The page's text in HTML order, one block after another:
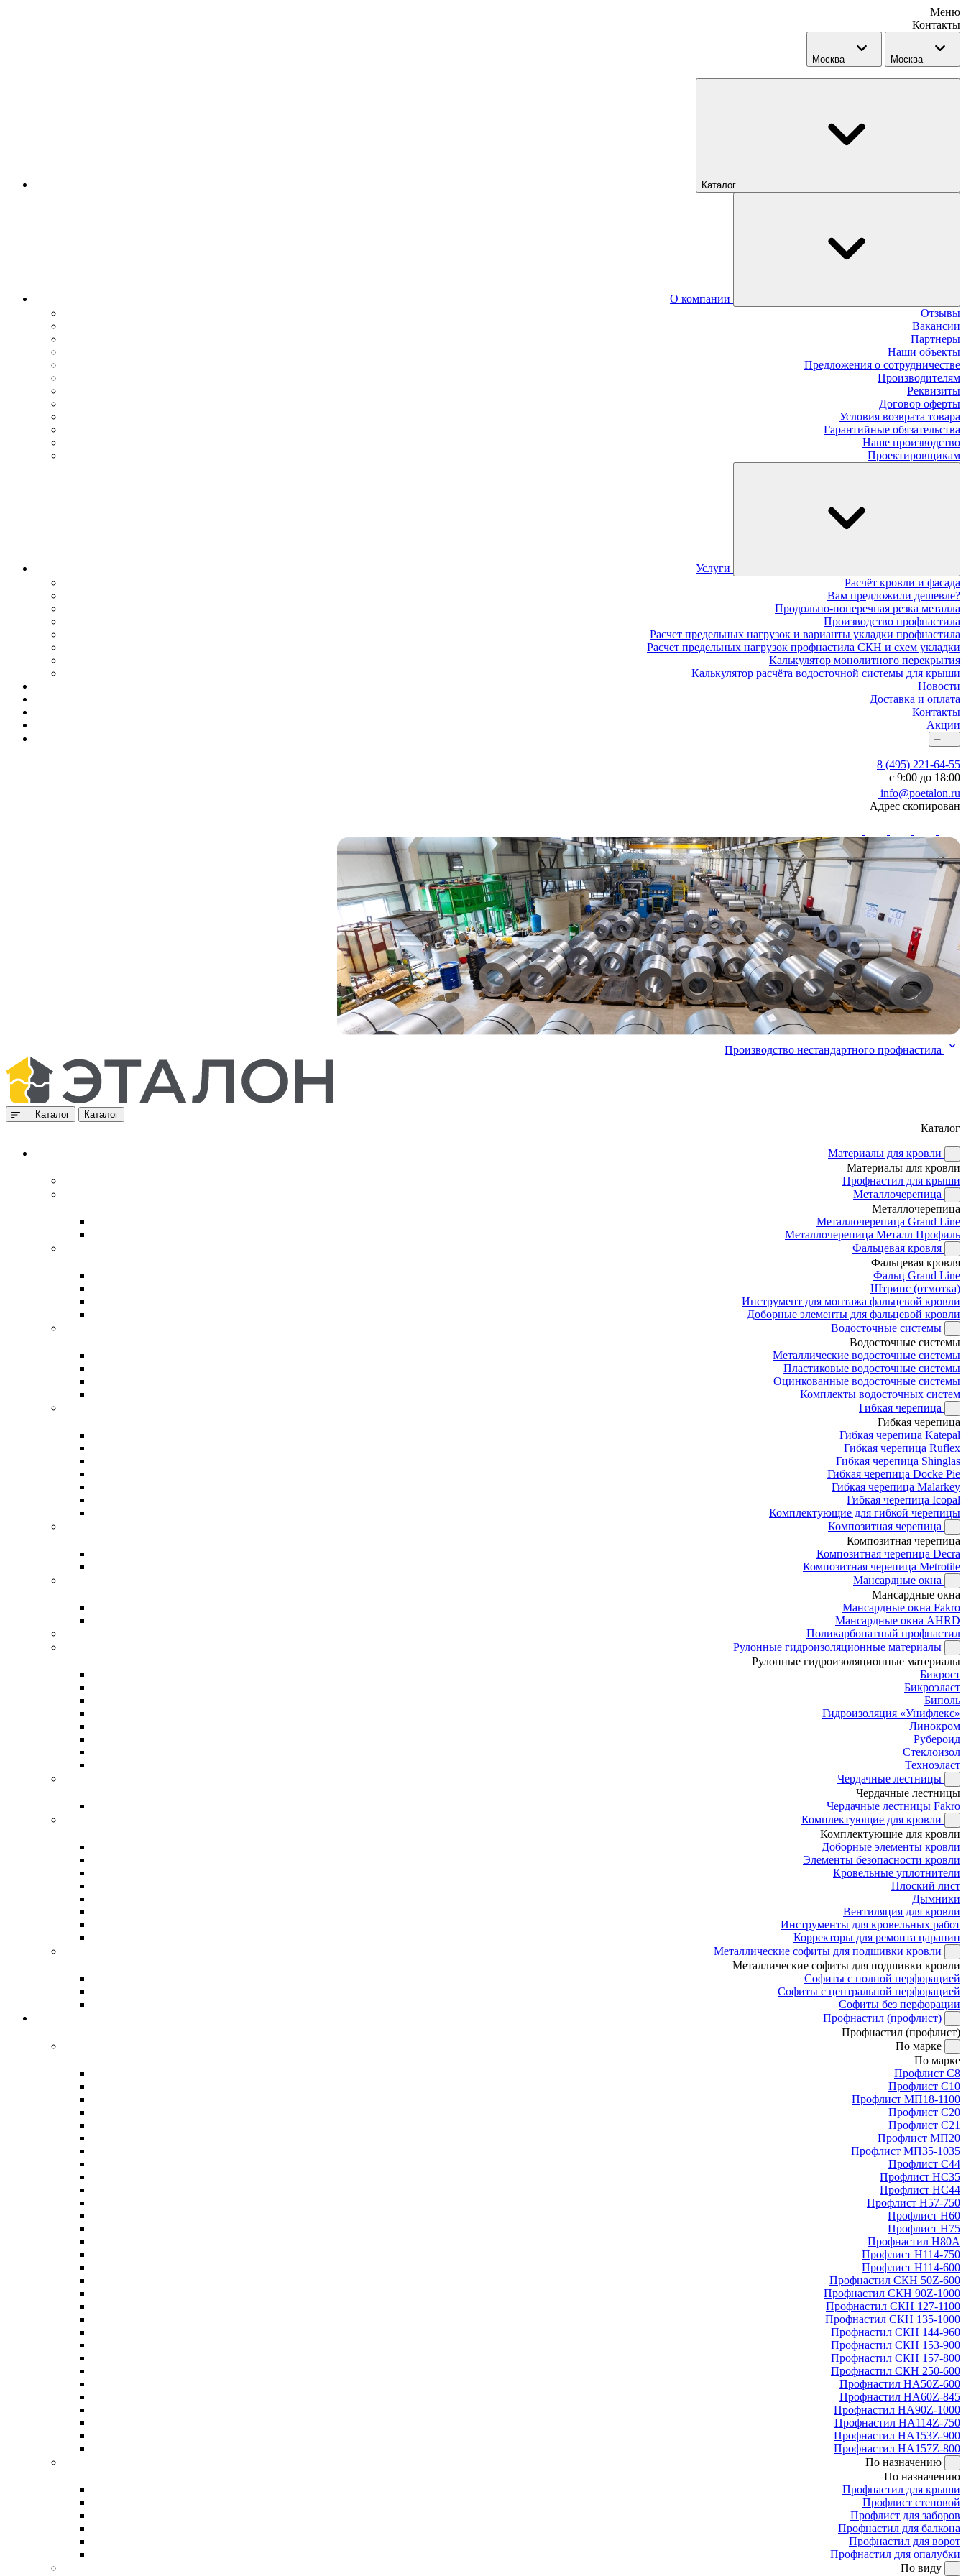
Меню
Контакты
Москва Москва
Каталог
О компании
Отзывы
Вакансии
Партнеры
Наши объекты
Предложения о сотрудничестве
Производителям
Реквизиты
Договор оферты
Условия возврата товара
Гарантийные обязательства
Наше производство
Проектировщикам
Услуги
Расчёт кровли и фасада
Вам предложили дешевле?
Продольно-поперечная резка металла
Производство профнастила
Расчет предельных нагрузок и варианты укладки профнастила
Расчет предельных нагрузок профнастила СКН и схем укладки
Калькулятор монолитного перекрытия
Калькулятор расчёта водосточной системы для крыши
Новости
Доставка и оплата
Контакты
Акции
8 (495) 221-64-55
с 9:00 до 18:00
info@poetalon.ru
Адрес скопирован
Производство нестандартного профнастила
Каталог Каталог
Каталог
Материалы для кровли
Материалы для кровли
Профнастил для крыши
Металлочерепица
Металлочерепица
Металлочерепица Grand Line
Металлочерепица Металл Профиль
Фальцевая кровля
Фальцевая кровля
Фальц Grand Line
Штрипс (отмотка)
Инструмент для монтажа фальцевой кровли
Доборные элементы для фальцевой кровли
Водосточные системы
Водосточные системы
Металлические водосточные системы
Пластиковые водосточные системы
Оцинкованные водосточные системы
Комплекты водосточных систем
Гибкая черепица
Гибкая черепица
Гибкая черепица Katepal
Гибкая черепица Ruflex
Гибкая черепица Shinglas
Гибкая черепица Docke Pie
Гибкая черепица Malarkey
Гибкая черепица Icopal
Комплектующие для гибкой черепицы
Композитная черепица
Композитная черепица
Композитная черепица Decra
Композитная черепица Metrotile
Мансардные окна
Мансардные окна
Мансардные окна Fakro
Мансардные окна AHRD
Поликарбонатный профнастил
Рулонные гидроизоляционные материалы
Рулонные гидроизоляционные материалы
Бикрост
Бикроэласт
Биполь
Гидроизоляция «Унифлекс»
Линокром
Рубероид
Стеклоизол
Техноэласт
Чердачные лестницы
Чердачные лестницы
Чердачные лестницы Fakro
Комплектующие для кровли
Комплектующие для кровли
Доборные элементы кровли
Элементы безопасности кровли
Кровельные уплотнители
Плоский лист
Дымники
Вентиляция для кровли
Инструменты для кровельных работ
Корректоры для ремонта царапин
Металлические софиты для подшивки кровли
Металлические софиты для подшивки кровли
Софиты с полной перфорацией
Софиты с центральной перфорацией
Софиты без перфорации
Профнастил (профлист)
Профнастил (профлист)
По марке
По марке
Профлист С8
Профлист С10
Профлист МП18-1100
Профлист С20
Профлист С21
Профлист МП20
Профлист МП35-1035
Профлист С44
Профлист НС35
Профлист НС44
Профлист Н57-750
Профлист Н60
Профлист Н75
Профнастил Н80А
Профлист Н114-750
Профлист Н114-600
Профнастил СКН 50Z-600
Профнастил СКН 90Z-1000
Профнастил СКН 127-1100
Профнастил СКН 135-1000
Профнастил СКН 144-960
Профнастил СКН 153-900
Профнастил СКН 157-800
Профнастил СКН 250-600
Профнастил НА50Z-600
Профнастил НА60Z-845
Профнастил НА90Z-1000
Профнастил НА114Z-750
Профнастил НА153Z-900
Профнастил НА157Z-800
По назначению
По назначению
Профнастил для крыши
Профлист стеновой
Профлист для заборов
Профнастил для балкона
Профнастил для ворот
Профнастил для опалубки
По виду